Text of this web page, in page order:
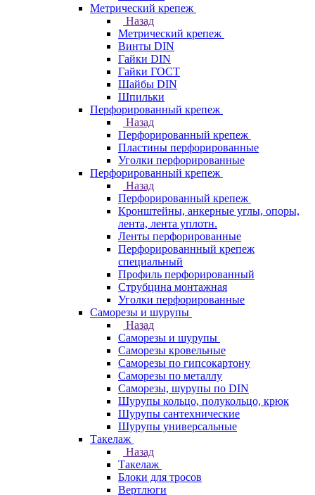
Метрический крепеж
Назад
Метрический крепеж
Винты DIN
Гайки DIN
Гайки ГОСТ
Шайбы DIN
Шпильки
Перфорированный крепеж
Назад
Перфорированный крепеж
Пластины перфорированные
Уголки перфорированные
Перфорированный крепеж
Назад
Перфорированный крепеж
Кронштейны, анкерные углы, опоры,
лента, лента уплотн.
Ленты перфорированные
Перфорированнный крепеж
специальный
Профиль перфорированный
Струбцина монтажная
Уголки перфорированные
Саморезы и шурупы
Назад
Саморезы и шурупы
Саморезы кровельные
Саморезы по гипсокартону
Саморезы по металлу
Саморезы, шурупы по DIN
Шурупы кольцо, полукольцо, крюк
Шурупы сантехнические
Шурупы универсальные
Такелаж
Назад
Такелаж
Блоки для тросов
Вертлюги